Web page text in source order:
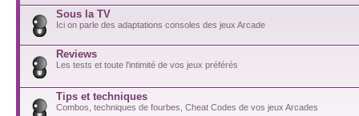
Sous la TV
Ici on parle des adaptations consoles des jeux Arcade
Reviews
Les tests et toute l'intimité de vos jeux préférés
Tips et techniques
Combos, techniques de fourbes, Cheat Codes de vos jeux Arcades